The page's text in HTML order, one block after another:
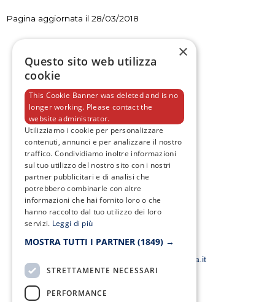
Pagina aggiornata il 28/03/2018
Email:
info@smacampania.it
T
w
i
t
e
r
I
n
s
t
a
g
r
a
m
Y
o
u
t
u
b
e
×
Questo sito web utilizza
cookie
This Cookie Banner was deleted and is no
longer working. Please contact the
website administrator.
Utilizziamo i cookie per personalizzare
contenuti, annunci e per analizzare il nostro
traffico. Condividiamo inoltre informazioni
sul tuo utilizzo del nostro sito con i nostri
partner pubblicitari e di analisi che
potrebbero combinarle con altre
informazioni che hai fornito loro o che
hanno raccolto dal tuo utilizzo dei loro
servizi. Leggi di più
MOSTRA TUTTI I PARTNER (1849) →
STRETTAMENTE NECESSARI
PERFORMANCE